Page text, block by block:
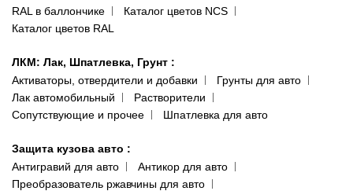
RAL в баллончике
Каталог цветов NCS
Каталог цветов RAL
ЛКМ: Лак, Шпатлевка, Грунт :
Активаторы, отвердители и добавки
Грунты для авто
Лак автомобильный
Растворители
Сопутствующие и прочее
Шпатлевка для авто
Защита кузова авто :
Антигравий для авто
Антикор для авто
Преобразователь ржавчины для авто